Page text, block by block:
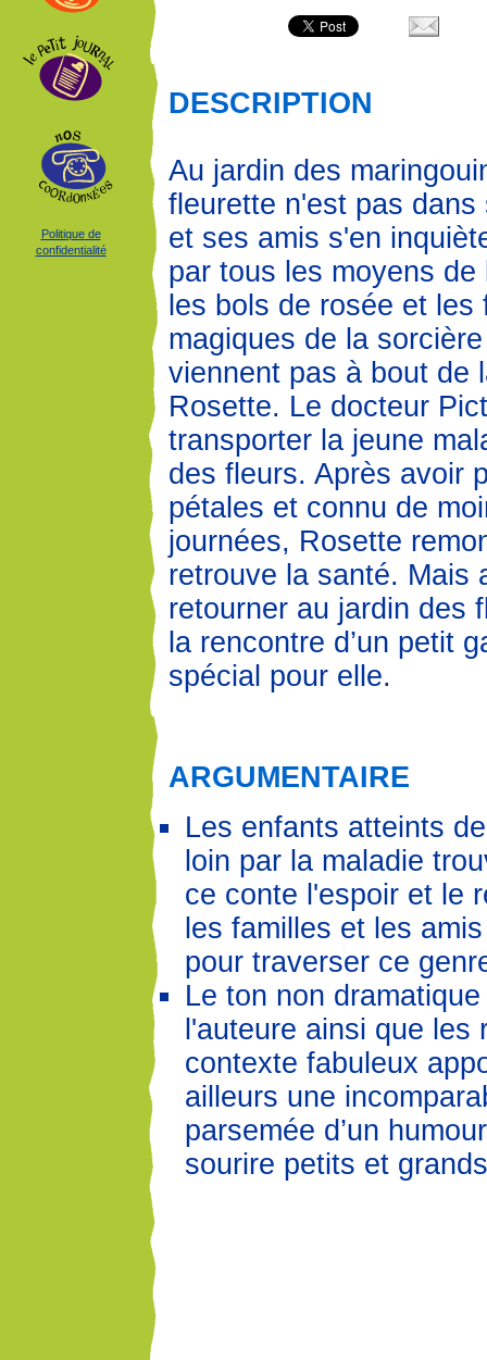
Politique de
confidentialité
DESCRIPTION
Au jardin des
fleurette n'est pas dans
et ses amis s'en
par tous les moyens de
les bols de rosée et les
magiques de la
viennent pas à bout de
Rosette. Le docteur
transporter la jeune
des fleurs. Après avoir
pétales et connu de
journées, Rosette
retrouve la santé. Mais
retourner au jardin des
la rencontre d’un petit
spécial pour elle.
ARGUMENTAIRE
Les enfants atteints
loin par la maladie
ce conte l'espoir et le
les familles et les
pour traverser ce
Le ton non
l'auteure ainsi que les
contexte fabuleux
ailleurs une
parsemée d’un
sourire petits et